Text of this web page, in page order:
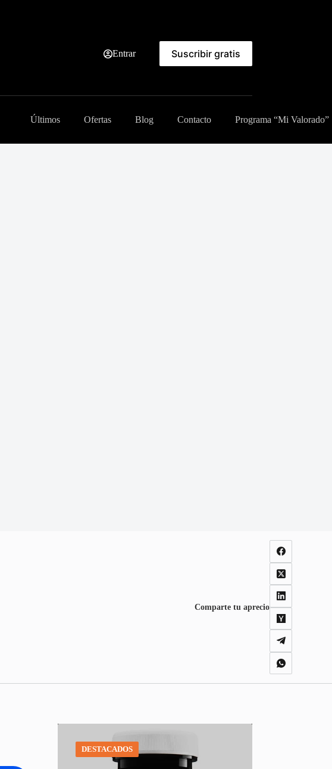
Entrar Suscribir gratis
Últimos Ofertas Blog Contacto Programa “Mi Valorado”
Comparte tu aprecio
DESTACADOS